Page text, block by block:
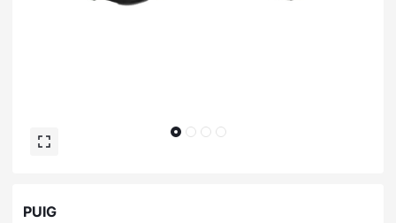
PUIG